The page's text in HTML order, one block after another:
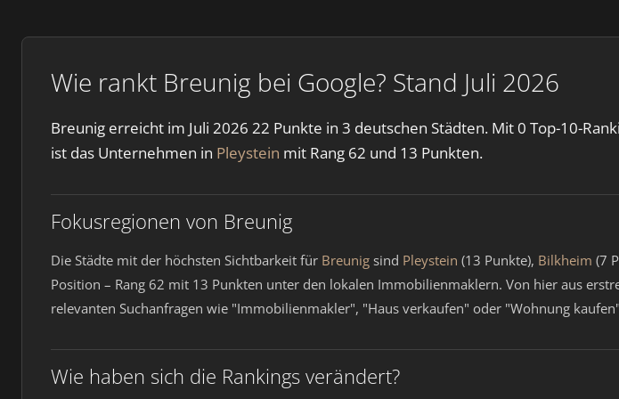
Wie rankt Breunig bei Google? Stand Juli 2026
Breunig erreicht im Juli 2026 22 Punkte in 3 deutschen Städten. Mit 0 Top-10-
ist das Unternehmen in Pleystein mit Rang 62 und 13 Punkten.
Fokusregionen von Breunig
Die Städte mit der höchsten Sichtbarkeit für Breunig sind Pleystein (13 Punkte), Bilkheim (7
Position – Rang 62 mit 13 Punkten unter den lokalen Immobilienmaklern. Von hier aus
relevanten Suchanfragen wie "Immobilienmakler", "Haus verkaufen" oder "Wohnung
Wie haben sich die Rankings verändert?